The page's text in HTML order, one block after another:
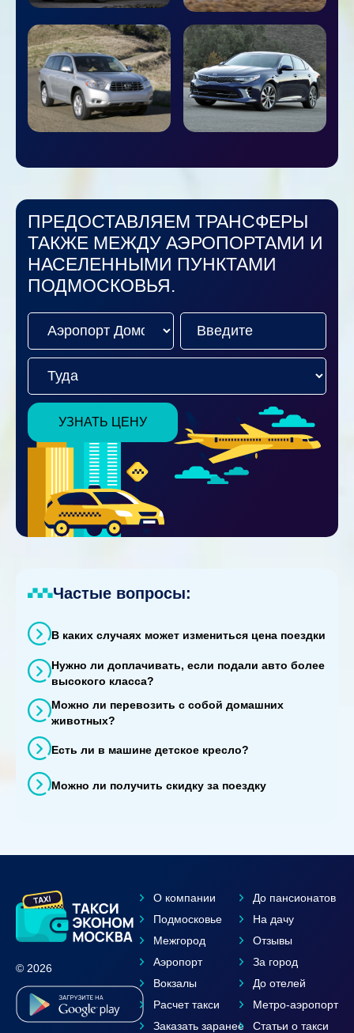
ПРЕДОСТАВЛЯЕМ ТРАНСФЕРЫ
ТАКЖЕ МЕЖДУ АЭРОПОРТАМИ И
НАСЕЛЕННЫМИ ПУНКТАМИ
ПОДМОСКОВЬЯ.
УЗНАТЬ ЦЕНУ
Частые вопросы:
В каких случаях может измениться цена поездки
Нужно ли доплачивать, если подали авто более
высокого класса?
Можно ли перевозить с собой домашних
животных?
Есть ли в машине детское кресло?
Можно ли получить скидку за поездку
© 2026
О компании
Подмосковье
Межгород
Аэропорт
Вокзалы
Расчет такси
Заказать заранее
До пансионатов
На дачу
Отзывы
За город
До отелей
Метро-аэропорт
Статьи о такси